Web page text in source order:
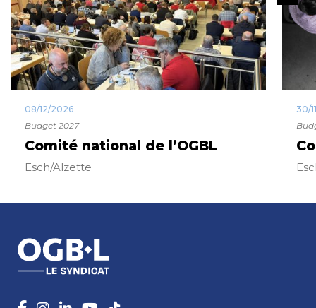
08/12/2026
Budget 2027
Comité national de l’OGBL
Esch/Alzette
30/